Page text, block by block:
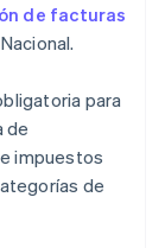
de facturas
para
de
impuestos
de